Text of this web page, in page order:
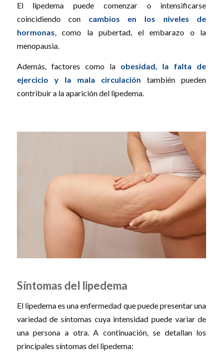
El lipedema puede comenzar o intensificarse
coincidiendo con cambios en los niveles de
hormonas, como la pubertad, el embarazo o la
menopausia.
Además, factores como la obesidad, la falta de
ejercicio y la mala circulación también pueden
contribuir a la aparición del lipedema.
Síntomas del lipedema
El lipedema es una enfermedad que puede presentar una
variedad de síntomas cuya intensidad puede variar de
una persona a otra. A continuación, se detallan los
principales síntomas del lipedema: